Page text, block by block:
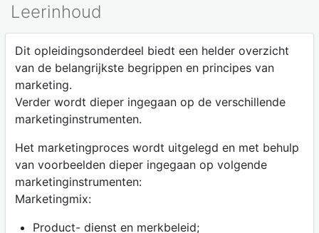
Leerinhoud
Dit opleidingsonderdeel biedt een helder overzicht
van de belangrijkste begrippen en principes van
marketing.
Verder wordt dieper ingegaan op de verschillende
marketinginstrumenten.
Het marketingproces wordt uitgelegd en met behulp
van voorbeelden dieper ingegaan op volgende
marketinginstrumenten:
Marketingmix:
Product- dienst en merkbeleid;